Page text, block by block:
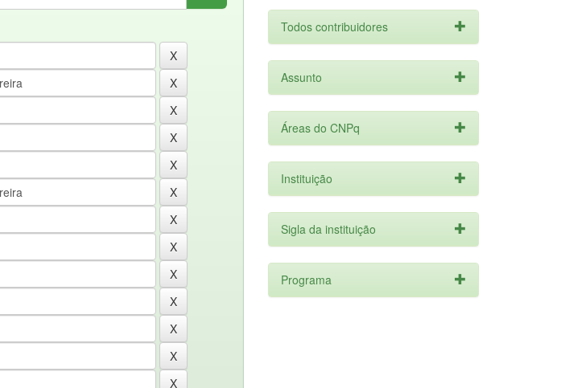
Todos contribuidores
Assunto
Áreas do CNPq
Instituição
Sigla da instituição
Programa